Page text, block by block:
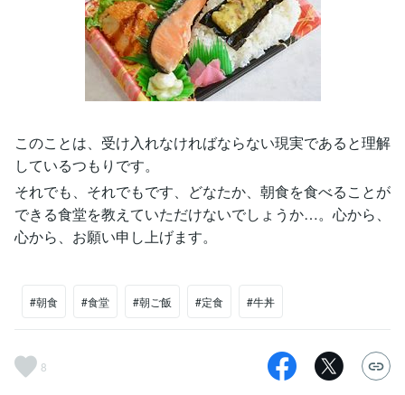
このことは、受け入れなければならない現実であると理解
しているつもりです。
それでも、それでもです、どなたか、朝食を食べることが
できる食堂を教えていただけないでしょうか…。心から、
心から、お願い申し上げます。
#朝食 #食堂 #朝ご飯 #定食 #牛丼
8